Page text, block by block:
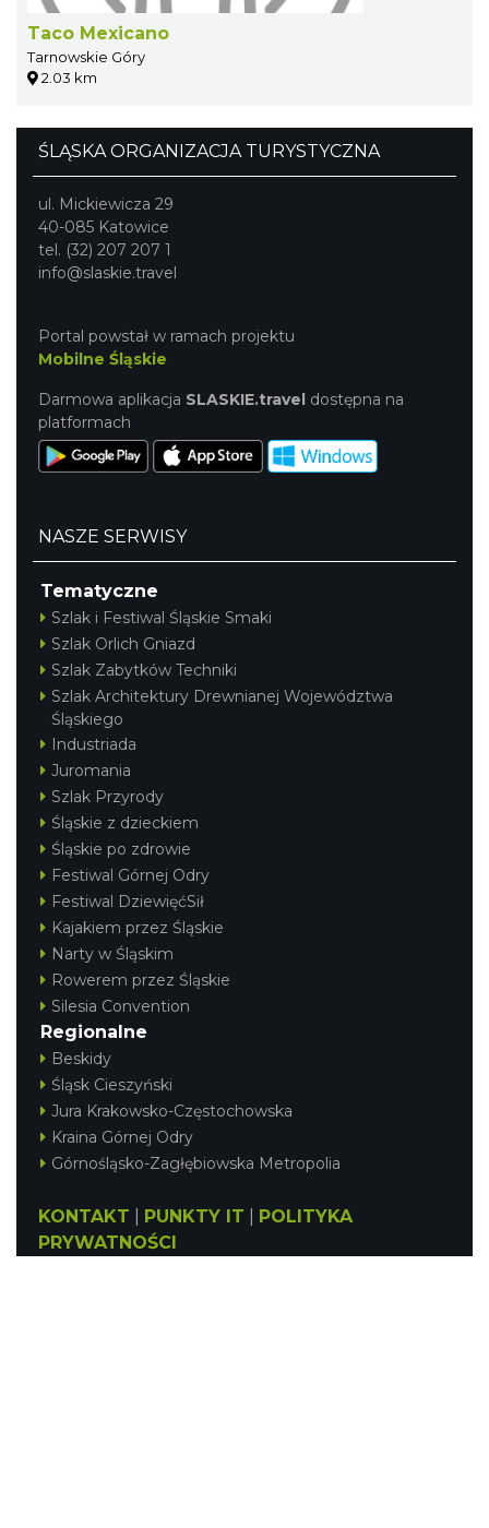
Taco Mexicano
Tarnowskie Góry
2.03 km
ŚLĄSKA ORGANIZACJA TURYSTYCZNA
ul. Mickiewicza 29
40-085 Katowice
tel. (32) 207 207 1
info@slaskie.travel
Portal powstał w ramach projektu
Mobilne Śląskie
Darmowa aplikacja SLASKIE.travel dostępna na
platformach
NASZE SERWISY
Tematyczne
Szlak i Festiwal Śląskie Smaki
Szlak Orlich Gniazd
Szlak Zabytków Techniki
Szlak Architektury Drewnianej Województwa
Śląskiego
Industriada
Juromania
Szlak Przyrody
Śląskie z dzieckiem
Śląskie po zdrowie
Festiwal Górnej Odry
Festiwal DziewięćSił
Kajakiem przez Śląskie
Narty w Śląskim
Rowerem przez Śląskie
Silesia Convention
Regionalne
Beskidy
Śląsk Cieszyński
Jura Krakowsko-Częstochowska
Kraina Górnej Odry
Górnośląsko-Zagłębiowska Metropolia
KONTAKT PUNKTY IT
POLITYKA
PRYWATNOŚCI